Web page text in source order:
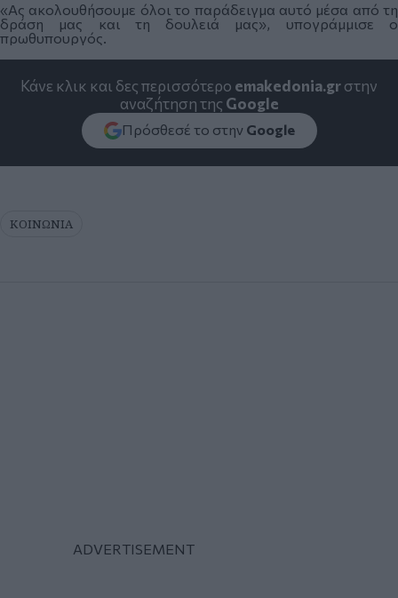
«Ας ακολουθήσουμε όλοι το παράδειγμα αυτό μέσα από τη
δράση μας και τη δουλειά μας», υπογράμμισε ο
πρωθυπουργός.
Κάνε κλικ και δες περισσότερο emakedonia.grστην
αναζήτηση της Google
Πρόσθεσέ το στην Google
ΚΟΙΝΩΝΙΑ